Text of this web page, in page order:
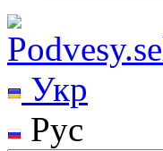
Укр
Рус